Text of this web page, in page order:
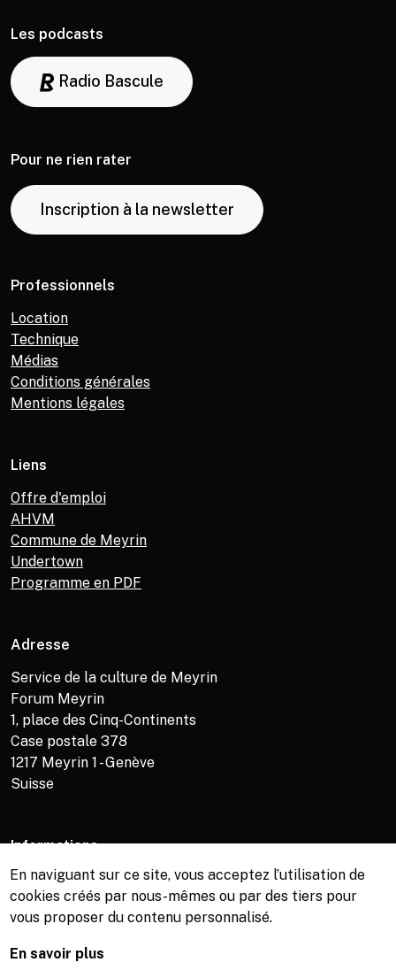
Les podcasts
Radio Bascule
Pour ne rien rater
Inscription à la newsletter
Professionnels
Location
Technique
Médias
Conditions générales
Mentions légales
Liens
Offre d'emploi
AHVM
Commune de Meyrin
Undertown
Programme en PDF
Adresse
Service de la culture de Meyrin
Forum Meyrin
1, place des Cinq-Continents
Case postale 378
1217 Meyrin 1 - Genève
Suisse
Informations
Service de la culture +41 (0)22 989 16 69
Billetterie +41 (0)22 989 34 34
Bibliothèque +41 (0)22 989 34 74
En naviguant sur ce site, vous acceptez l’utilisation de
cookies créés par nous-mêmes ou par des tiers pour
vous proposer du contenu personnalisé.
En savoir plus